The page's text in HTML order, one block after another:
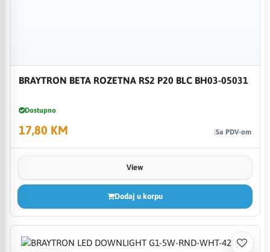
BRAYTRON BETA ROZETNA RS2 P20 BLC BH03-05031
Dostupno
17,80 KM Sa PDV-om
View
Dodaj u korpu